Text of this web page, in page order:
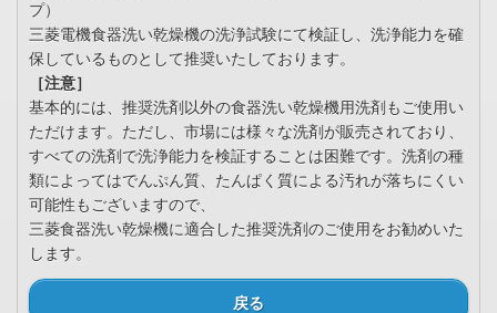
プ）
三菱電機食器洗い乾燥機の洗浄試験にて検証し、洗浄能力を確
保しているものとして推奨いたしております。
［注意］
基本的には、推奨洗剤以外の食器洗い乾燥機用洗剤もご使用い
ただけます。ただし、市場には様々な洗剤が販売されており、
すべての洗剤で洗浄能力を検証することは困難です。洗剤の種
類によってはでんぷん質、たんぱく質による汚れが落ちにくい
可能性もございますので、
三菱食器洗い乾燥機に適合した推奨洗剤のご使用をお勧めいた
します。
戻る